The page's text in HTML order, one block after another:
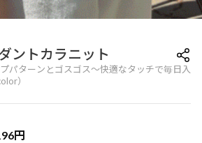
ントカラニット
パターンとゴスゴス～快適なタッチで毎日入
）
円